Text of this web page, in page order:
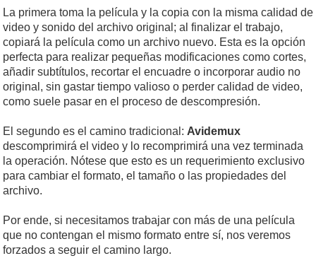
La primera toma la película y la copia con la misma calidad de
video y sonido del archivo original; al finalizar el trabajo,
copiará la película como un archivo nuevo. Esta es la opción
perfecta para realizar pequeñas modificaciones como cortes,
añadir subtítulos, recortar el encuadre o incorporar audio no
original, sin gastar tiempo valioso o perder calidad de video,
como suele pasar en el proceso de descompresión.
El segundo es el camino tradicional: Avidemux
descomprimirá el video y lo recomprimirá una vez terminada
la operación. Nótese que esto es un requerimiento exclusivo
para cambiar el formato, el tamaño o las propiedades del
archivo.
Por ende, si necesitamos trabajar con más de una película
que no contengan el mismo formato entre sí, nos veremos
forzados a seguir el camino largo.